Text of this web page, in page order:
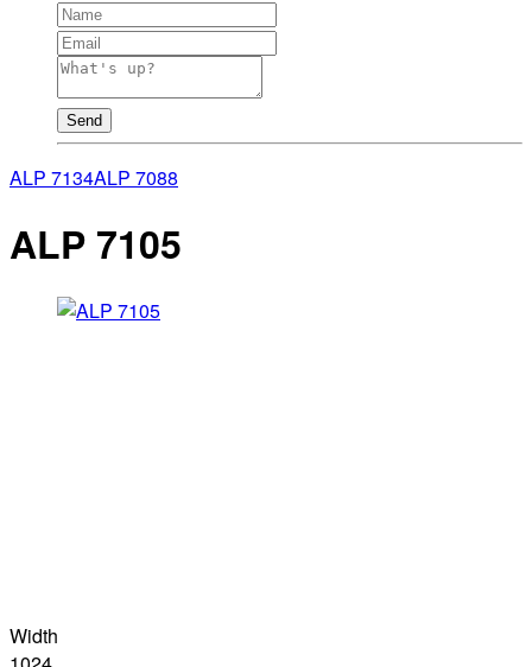
Send
ALP 7134ALP 7088
ALP 7105
Width